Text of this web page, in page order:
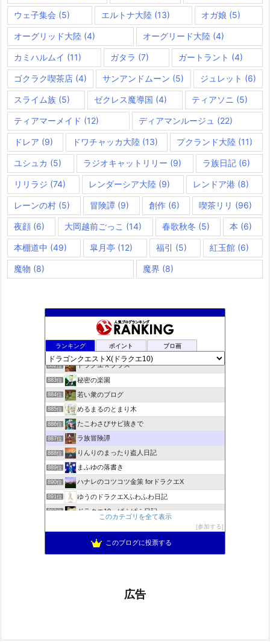
ウェ子集会 (5) エルトナ大陸 (13) オガ娘 (5)
オーグリッド大陸 (4) オーグリード大陸 (4)
カミハルムイ (11) ガタラ (7) ガートラント (4)
ゴクラク喫茶店 (4) サンアンドムーン (5) ジュレット (6)
スライム族 (5) ゼクレス魔導国 (4) ティアソニ (5)
ティアマーメイド (12) ディアマンルージュ (22)
ドレア (9) ドワチャッカ大陸(13) プクランド大陸 (11)
ユシュカ (5) ラジオキャットリリー (9) ラ族日記 (6)
リリラジ (74) レンダーシア大陸 (9) レンドア港 (8)
レーンの村 (5) 冒険譚(9) 創作(6) 喫茶リリ (96)
夜顔 (6) 大岡越前ごっこ (14) 春歌秋冬 (5) 本 (6)
本棚道中 (49) 皐月亭 (12) 福引 (5) 紅玉館(6)
魔物 (8) 魔界 (8)
ランキング ポイント ブロ画
夢路電信草紙
881位 ドラクエ10ぱふぱふの向こう側
882位 ドラクエＸプラス
883位 秘密の楽園
884位 若い衆のブログ
885位 めるまるのとまり木
886位 たこわさびサビ抜きで
887位 ラ族冒険譚
888位 りんりのまったり盗人日記
889位 まふゆの落書き
890位 ハナレのコツコツ金策 forドラクエX
891位 ゆうのドラクエXふわふわ日記
892位 ドラクエ10 ぱふぱふ日記
ぱーりーのパーリーピーポー！
このカテゴリを全て表示
参加する
このブログに投票する
広告